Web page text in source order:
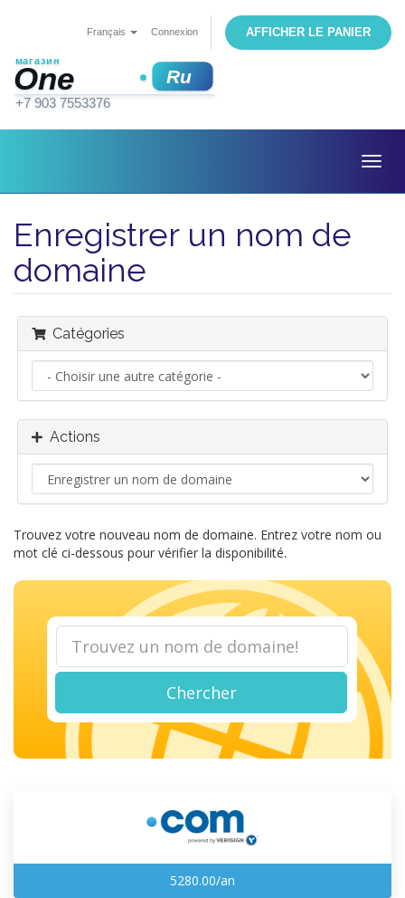
Français Connexion AFFICHER LE PANIER
Enregistrer un nom de
domaine
Catégories
Actions
Trouvez votre nouveau nom de domaine. Entrez votre nom ou
mot clé ci-dessous pour vérifier la disponibilité.
Chercher
5280.00/an